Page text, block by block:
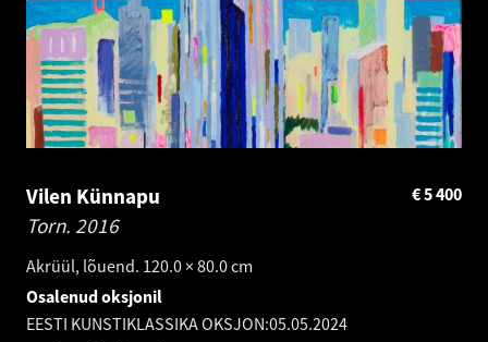
Vilen Künnapu
Torn. 2016
Akrüül, lõuend. 120.0 × 80.0 cm
5 400
€
Osalenud oksjonil
EESTI KUNSTIKLASSIKA OKSJON:05.05.2024